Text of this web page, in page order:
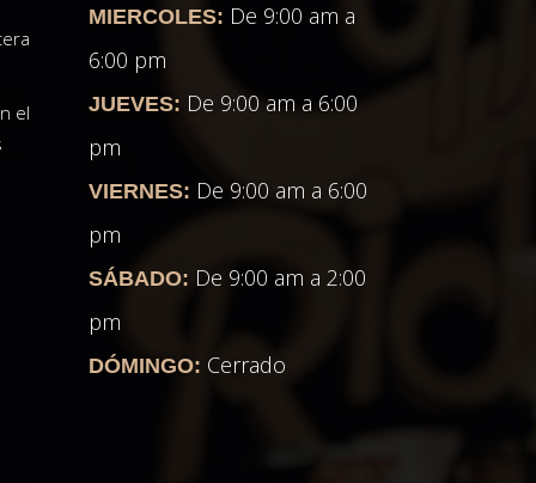
el
MIERCOLES: De 9:00 am a
6:00 pm
JUEVES: De 9:00 am a 6:00
pm
VIERNES: De 9:00 am a 6:00
pm
SÁBADO: De 9:00 am a 2:00
pm
DÓMINGO: Cerrado